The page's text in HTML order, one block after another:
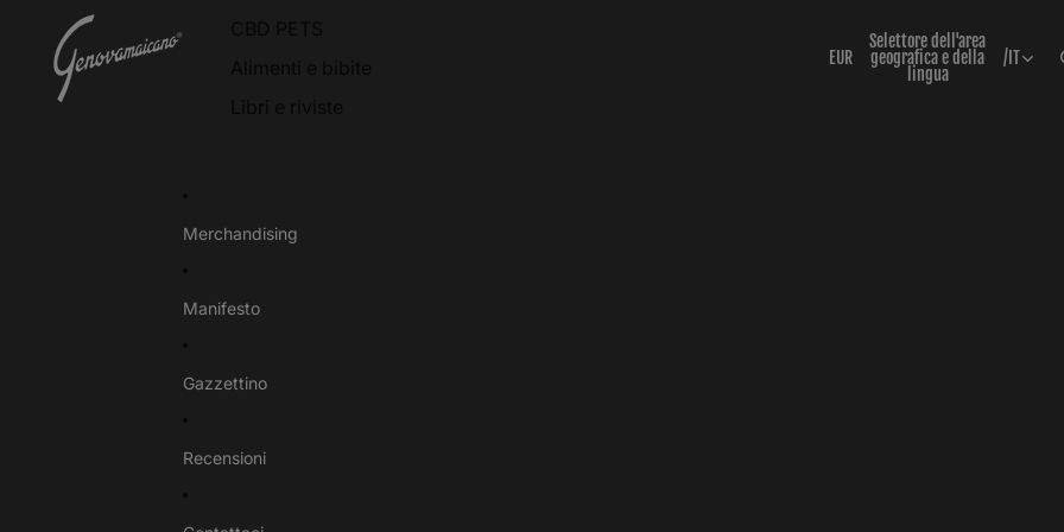
Merchandising
Manifesto
Gazzettino
Recensioni
EUR
Selettore dell'area
geografica e della
lingua
/IT